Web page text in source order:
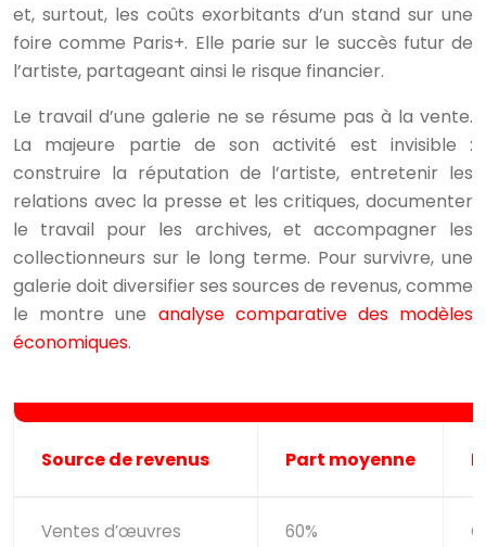
et, surtout, les coûts exorbitants d’un stand sur une
foire comme Paris+. Elle parie sur le succès futur de
l’artiste, partageant ainsi le risque financier.
Le travail d’une galerie ne se résume pas à la vente.
La majeure partie de son activité est invisible :
construire la réputation de l’artiste, entretenir les
relations avec la presse et les critiques, documenter
le travail pour les archives, et accompagner les
collectionneurs sur le long terme. Pour survivre, une
galerie doit diversifier ses sources de revenus, comme
le montre une analyse comparative des modèles
économiques.
Source de revenus Part moyenne
Ventes d’œuvres 60%